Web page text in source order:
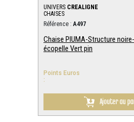
UNIVERS CREALIGNE
CHAISES
Référence :A497
Chaise PIUMA-Structure
écopelle Vert pin
Points Euros
:
Ajouter au